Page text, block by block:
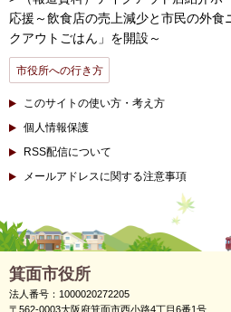
応援～飲食店の売上減少と市民の外食
クアウトごはん」を開設～
市役所への行き方
このサイトの使い方・考え方
個人情報保護
RSS配信について
メールアドレスに関する注意事項
箕面市役所
法人番号：1000020272205
〒562-0003大阪府箕面市西小路4丁目6番1号